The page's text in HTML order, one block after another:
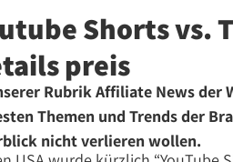
Shorts vs.
preis
Rubrik Affiliate News der
Themen und Trends der
nicht verlieren wollen.